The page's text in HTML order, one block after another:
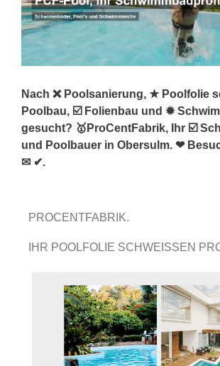
Nach ❌ Poolsanierung, ★ Poolfolie
Poolbau, ☑️ Folienbau und ✹
gesucht? 🥇ProCentFabrik, Ihr ☑️
und Poolbauer in Obersulm. ❤
✉ ✔.
PROCENTFABRIK.
IHR POOLFOLIE SCHWEISSEN